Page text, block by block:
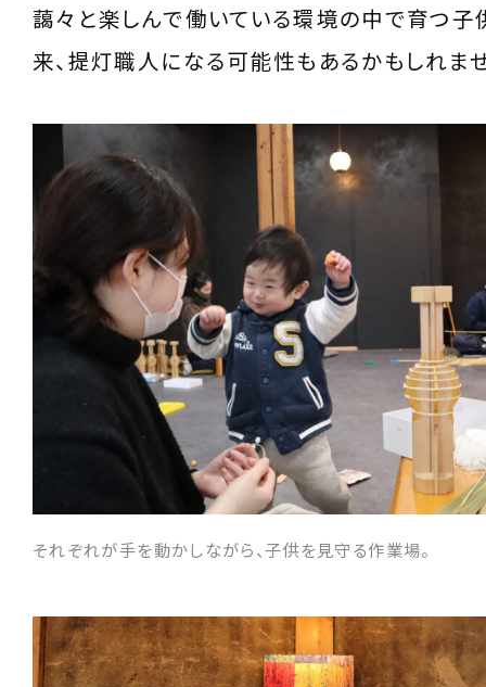
藹々と楽しんで働いている環境の中で育つ子
来、提灯職人になる可能性もあるかもしれま
それぞれが手を動かしながら、子供を見守る作業場。